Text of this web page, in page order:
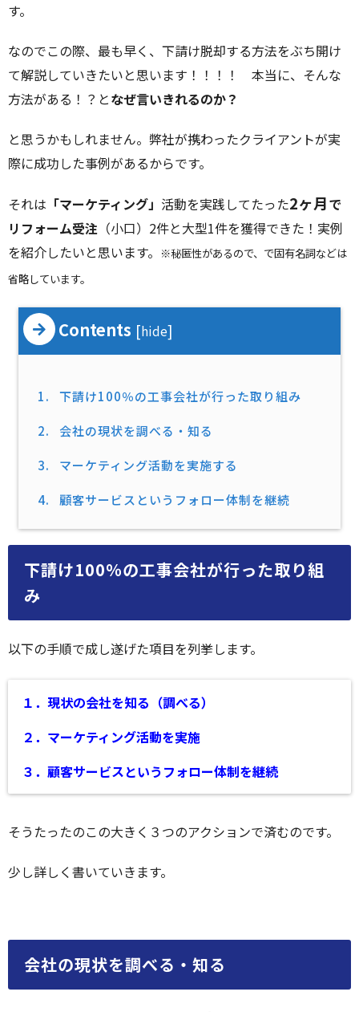
す。
なのでこの際、最も早く、下請け脱却する方法をぶち開け
て解説していきたいと思います！！！！ 本当に、そんな
方法がある！？となぜ言いきれるのか？
と思うかもしれません。弊社が携わったクライアントが実
際に成功した事例があるからです。
それは 「マーケティング」 活動を実践してたった2ヶ月で
リフォーム受注 （小口）2件と大型1件を獲得できた！実例
を紹介したいと思います。
※秘匿性があるので、で固有名詞などは
省略しています。
Contents [hide]
1. 下請け100％の工事会社が行った取り組み
2. 会社の現状を調べる・知る
3. マーケティング活動を実施する
4. 顧客サービスというフォロー体制を継続
下請け100％の工事会社が行った取り組
み
以下の手順で成し遂げた項目を列挙します。
１．現状の会社を知る（調べる）
２．マーケティング活動を実施
３．顧客サービスというフォロー体制を継続
そうたったのこの大きく３つのアクションで済むのです。
少し詳しく書いていきます。
会社の現状を調べる・知る